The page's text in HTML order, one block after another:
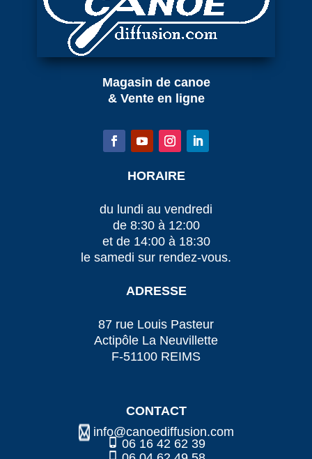
Magasin de canoe
& Vente en ligne
HORAIRE
du lundi au vendredi
de 8:30 à 12:00
et de 14:00 à 18:30
le samedi sur rendez-vous.
ADRESSE
87 rue Louis Pasteur
Actipôle La Neuvillette
F-51100 REIMS
CONTACT
06 16 42 62 39
info@canoediffusion.com